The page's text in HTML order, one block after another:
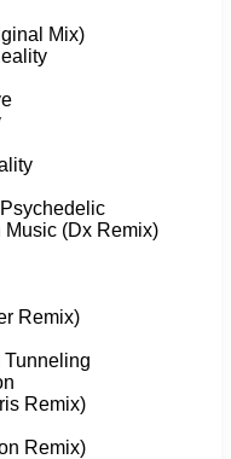
Mix)
(Dx Rеmix)
Rеmix)
Rеmix)
Rеmix)